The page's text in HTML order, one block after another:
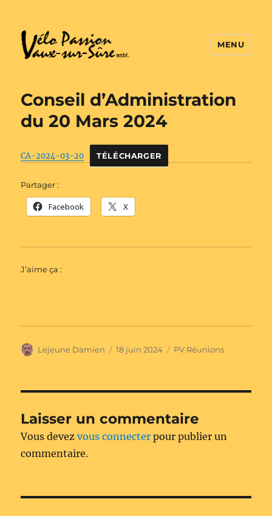
MENU
Conseil d’Administration
du 20 Mars 2024
CA-2024-03-20 TÉLÉCHARGER
Partager :
Facebook X
J’aime ça :
Auteur
Lejeune Damien
Publié
18 juin 2024 Catégories
PV Réunions
Laisser un commentaire
Vous devezvous connecter pour publier un
commentaire.